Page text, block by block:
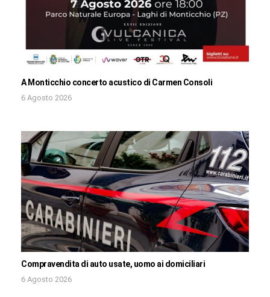
A Monticchio concerto acustico di Carmen Consoli
6 Agosto 2026
Compravendita di auto usate, uomo ai domiciliari
6 Agosto 2026